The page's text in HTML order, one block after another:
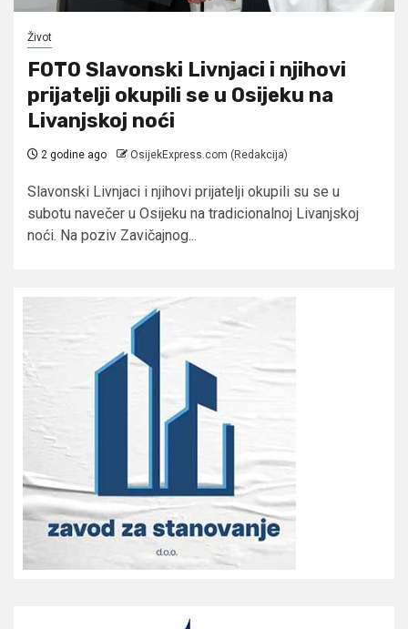
Život
FOTO Slavonski Livnjaci i njihovi
prijatelji okupili se u Osijeku na
Livanjskoj noći
2 godine ago OsijekExpress.com (Redakcija)
Slavonski Livnjaci i njihovi prijatelji okupili su se u
subotu navečer u Osijeku na tradicionalnoj Livanjskoj
noći. Na poziv Zavičajnog...